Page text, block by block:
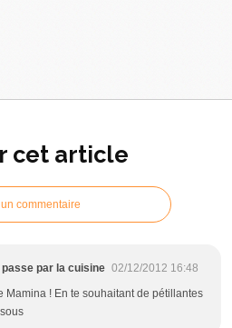
cet article
commentaire
passe par la cuisine 02/12/2012 16:48
Mamina ! En te souhaitant de pétillantes